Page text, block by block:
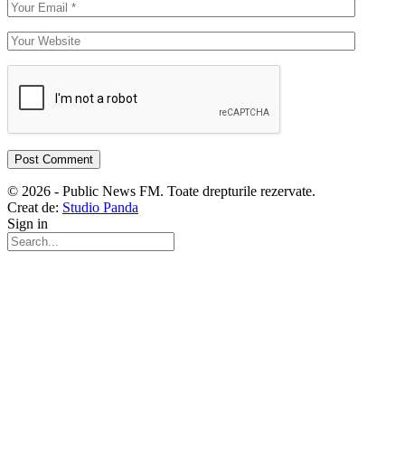
© 2026 - Public News FM. Toate drepturile rezervate.
Creat de: Studio Panda
Sign in